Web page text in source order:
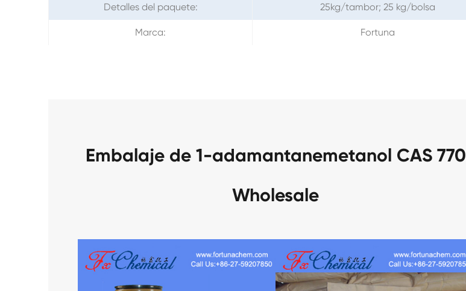
Detalles del paquete: 25kg/tambor; 25 kg/bolsa
Marca: Fortuna
Embalaje de 1-adamantanemetanol CAS 770
Wholesale